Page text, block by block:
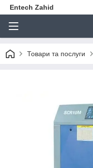
Entech Zahid
Товари та послуги